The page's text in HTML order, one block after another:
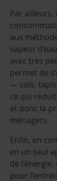
Par
aux
vapeur
avec très
permet de
— sols,
ce qui
et donc la
ménagers.
Enfin, en
en un seul
de
pour